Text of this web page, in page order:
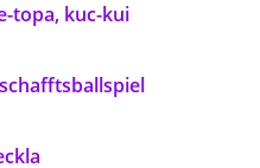
topa, kuc-kui